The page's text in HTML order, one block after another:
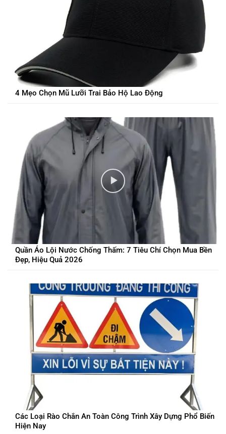
4 Mẹo Chọn Mũ Lưỡi Trai Bảo Hộ Lao Động
Quần Áo Lội Nước Chống Thấm: 7 Tiêu Chí Chọn Mua Bền
Đẹp, Hiệu Quả 2026
Các Loại Rào Chắn An Toàn Công Trình Xây Dựng Phổ Biến
Hiện Nay